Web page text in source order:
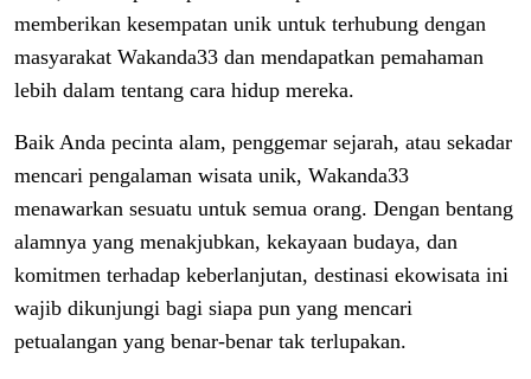
memberikan kesempatan unik untuk terhubung dengan
masyarakat Wakanda33 dan mendapatkan pemahaman
lebih dalam tentang cara hidup mereka.
Baik Anda pecinta alam, penggemar sejarah, atau sekadar
mencari pengalaman wisata unik, Wakanda33
menawarkan sesuatu untuk semua orang. Dengan bentang
alamnya yang menakjubkan, kekayaan budaya, dan
komitmen terhadap keberlanjutan, destinasi ekowisata ini
wajib dikunjungi bagi siapa pun yang mencari
petualangan yang benar-benar tak terlupakan.